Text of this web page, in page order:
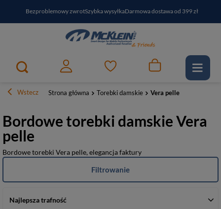
Bezproblemowy zwrotSzybka wysyłkaDarmowa dostawa od 399 zł
PayPo - kup i zapłać za30 dniZapisz się do newslettera i odbierz RABAT
Wstecz Strona główna Torebki damskie Vera pelle
Bordowe torebki damskie Vera
pelle
Bordowe torebki Vera pelle, elegancja faktury
Najlepsza trafność
Filtrowanie